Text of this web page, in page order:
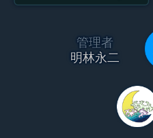
管理者
明林永二